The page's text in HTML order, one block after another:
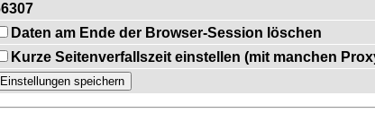
Daten am Ende der Browser-Session löschen
Kurze Seitenverfallszeit einstellen (mit manchen